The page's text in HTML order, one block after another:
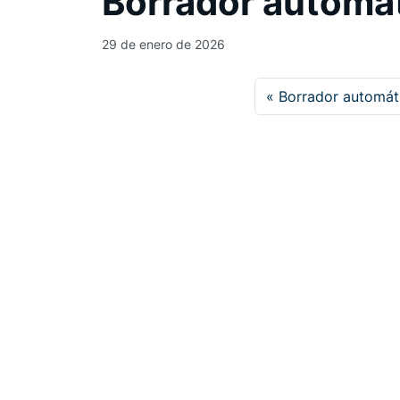
29 de enero de 2026
Borrador